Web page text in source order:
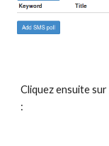
Cliquez ensuite sur
: